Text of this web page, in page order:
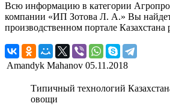
Всю информацию в категории
компании «ИП Зотова Л. А.» Вы
производственном портале Казахстана
Amandyk Mahanov 05.11.2018
Типичный технологий
овощи